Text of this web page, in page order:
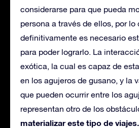
considerarse para que pueda
persona a través de ellos, por lo
definitivamente es necesario
para poder lograrlo. La
exótica, la cual es capaz de
en los agujeros de gusano, y la
que pueden ocurrir entre los
representan otro de los
materializar este tipo de viajes.